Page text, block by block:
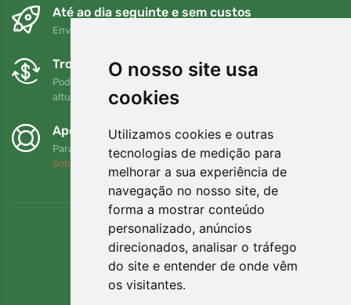
O nosso site usa
cookies
Utilizamos cookies e outras
tecnologias de medição para
melhorar a sua experiência de
navegação no nosso site, de
forma a mostrar conteúdo
personalizado, anúncios
direcionados, analisar o tráfego
do site e entender de onde vêm
os visitantes.
Até ao dia seguinte e sem custos
Envio gratuito para encomendas superiores a 80 EUR
Trocas e devoluções gratuitas
Pode devolver ou trocar a sua encomenda em qualquer
altura no prazo de 90 dias
Apoiamos a Trees.org
Para cada encomenda plantamos uma árvore! Leia mais
Sobre nós